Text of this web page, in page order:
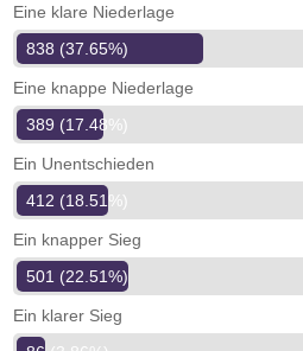
Eine klare Niederlage
838 (37.65%)
Eine knappe Niederlage
389 (17.48%)
Ein Unentschieden
412 (18.51%)
Ein knapper Sieg
501 (22.51%)
Ein klarer Sieg